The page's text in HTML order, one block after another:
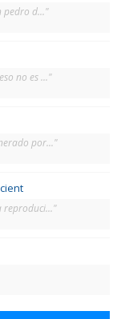
pedro d..."
no es ..."
por..."
reproduci..."